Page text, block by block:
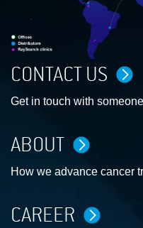
CONTACT US
Get in touch with
ABOUT
How we advance cancer
CAREER